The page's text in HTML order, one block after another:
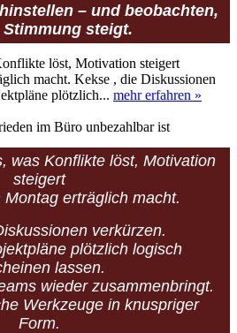
– und beobachten,
Stimmung steigt.
löst, Motivation steigert
macht. Kekse , die Diskussionen
plötzlich... mehr erfahren »
im Büro unbezahlbar ist
was Konflikte löst, Motivation
steigert
erträglich macht.
verkürzen.
plötzlich logisch
lassen.
wieder zusammenbringt.
Werkzeuge in knuspriger
Form.